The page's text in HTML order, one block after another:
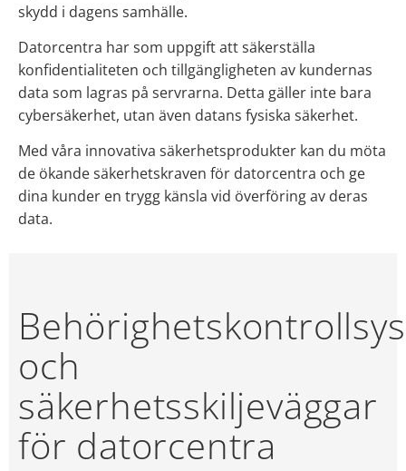
skydd i dagens samhälle.
Datorcentra har som uppgift att säkerställa
konfidentialiteten och tillgängligheten av kundernas
data som lagras på servrarna. Detta gäller inte bara
cybersäkerhet, utan även datans fysiska säkerhet.
Med våra innovativa säkerhetsprodukter kan du möta
de ökande säkerhetskraven för datorcentra och ge
dina kunder en trygg känsla vid överföring av deras
data.
och
säkerhetsskiljeväggar
för datorcentra